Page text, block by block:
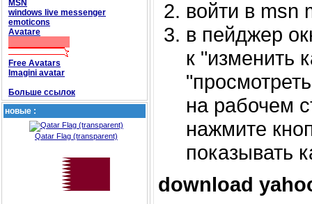
MSN
windows live messenger
emoticons
Avatare
Free Avatars
Imagini avatar
Больше ссылок
новые :
Qatar Flag (transparent)
войти в msn
в пейджер
к "изменить
на рабочем
нажмите
показывать
download